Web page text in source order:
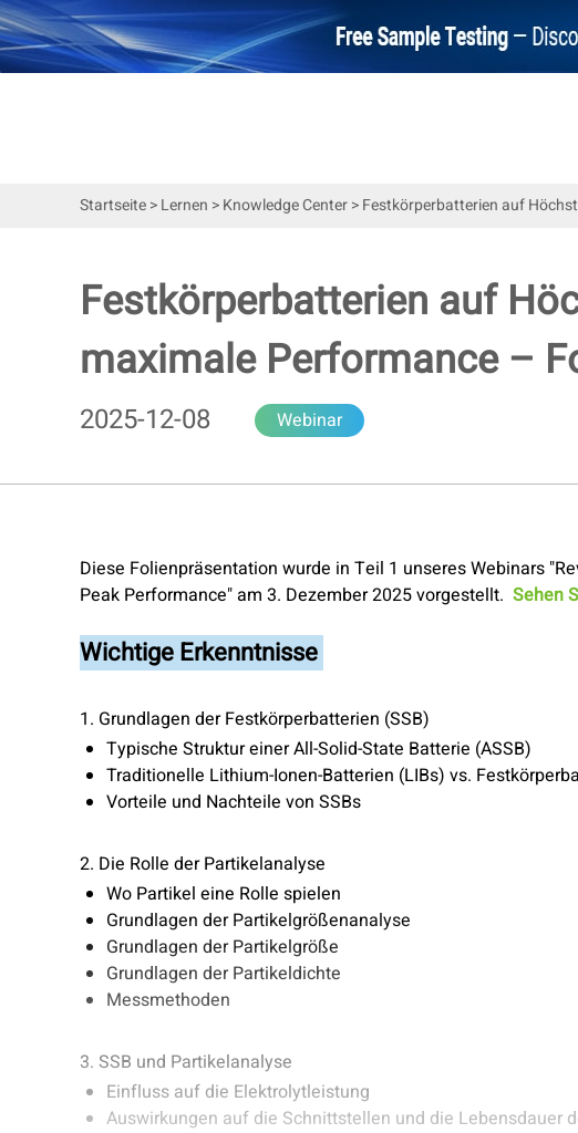
Startseite>Lernen >Knowledge Center>Festkörperbatterien auf
Festkörperbatterien auf
maximale Performance –
2025-12-08 Webinar
Diese Folienpräsentation wurde in Teil 1 unseres Webinars
Peak Performance" am 3. Dezember 2025 vorgestellt. Sehen
Wichtige Erkenntnisse
1. Grundlagen der Festkörperbatterien (SSB)
Typische Struktur einer All-Solid-State Batterie (ASSB)
Traditionelle Lithium-Ionen-Batterien (LIBs) vs.
Vorteile und Nachteile von SSBs
2. Die Rolle der Partikelanalyse
Wo Partikel eine Rolle spielen
Grundlagen der Partikelgrößenanalyse
Grundlagen der Partikelgröße
Grundlagen der Partikeldichte
Messmethoden
3. SSB und Partikelanalyse
Einfluss auf die Elektrolytleistung
Auswirkungen auf die Schnittstellen und die Lebensdauer